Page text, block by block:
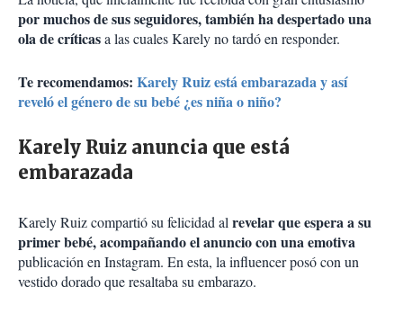
por muchos de sus seguidores, también ha despertado una
ola de críticasa las cuales Karely no tardó en responder.
Te recomendamos: Karely Ruiz está embarazada y así
reveló el género de su bebé ¿es niña o niño?
Karely Ruiz anuncia que está
embarazada
Karely Ruiz compartió su felicidad alrevelar que espera a su
primer bebé, acompañando el anuncio con una emotiva
publicación en Instagram. En esta, la influencer posó con un
vestido dorado que resaltaba su embarazo.